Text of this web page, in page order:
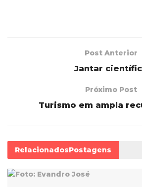
Post Anterior
Jantar
Próximo Post
Turismo em ampla
RelacionadosPostagens